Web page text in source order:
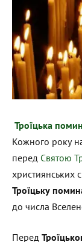
Троїцька
Кожного року
перед Святою
християнських
Троїцьку
до числа
Перед